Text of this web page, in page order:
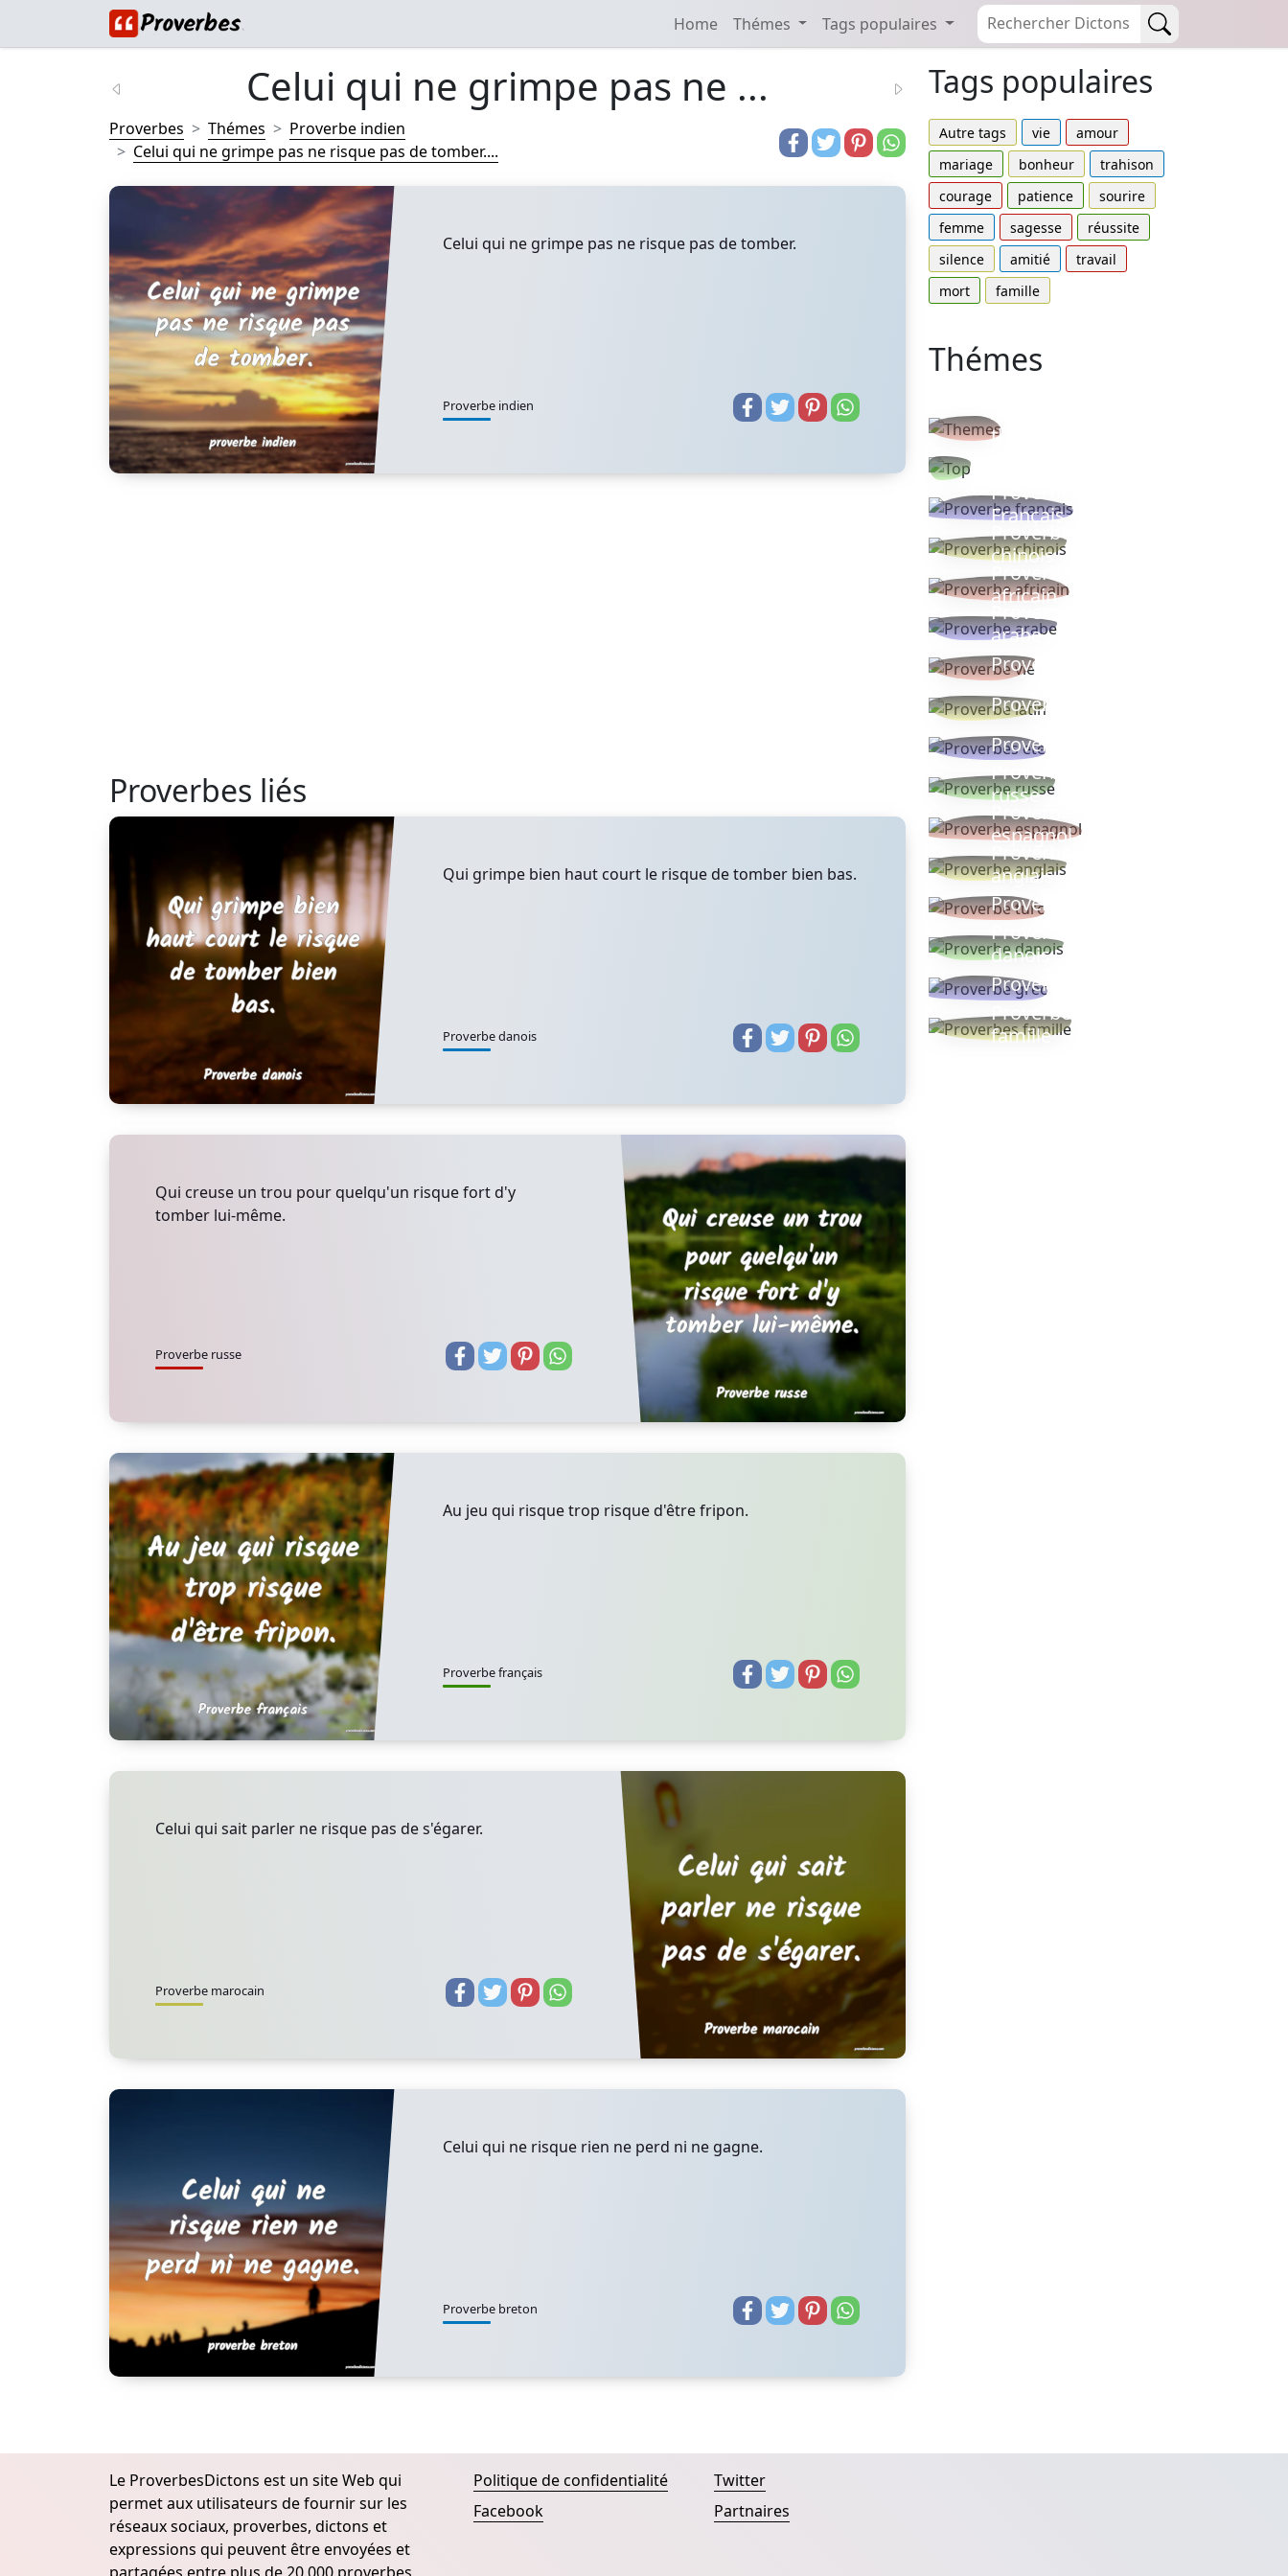
Home Thémes Tags populaires
Celui qui ne grimpe pas ne ...
Proverbes Thémes
Proverbe indien
Celui qui ne grimpe pas ne risque pas de tomber....
Celui qui ne grimpe pas ne risque pas de tomber.
Proverbe indien
Proverbes liés
Qui grimpe bien haut court le risque de tomber bien bas.
Proverbe danois
Qui creuse un trou pour quelqu'un risque fort d'y
tomber lui-même.
Proverbe russe
Au jeu qui risque trop risque d'être fripon.
Proverbe français
Celui qui sait parler ne risque pas de s'égarer.
Proverbe marocain
Celui qui ne risque rien ne perd ni ne gagne.
Proverbe breton
Tags populaires
Autre tags vie
amour
mariage
bonheur
trahison
courage
patience
sourire
femme
sagesse
réussite
silence
amitié
travail
mort
famille
Thémes
thèmes
Proverbe
Français
Proverbe
chinois
Proverbe
africain
Proverbe
arabe
Proverbe vie
Proverbe latin
Proverbes ete
Proverbe
russe
Proverbe
espagnol
Proverbe
anglais
Proverbe turc
Proverbe
danois
Proverbe grec
Proverbes
famille
Le ProverbesDictons est un site Web qui
permet aux utilisateurs de fournir sur les
réseaux sociaux, proverbes, dictons et
expressions qui peuvent être envoyées et
Politique de confidentialité
Facebook
Twitter
Partnaires